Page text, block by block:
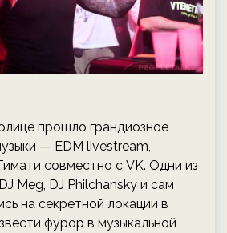
прошло грандиозное
— EDM livestream,
совместно с VK. Одни из
Meg, DJ Philchansky и сам
на секретной локации в
фурор в музыкальной